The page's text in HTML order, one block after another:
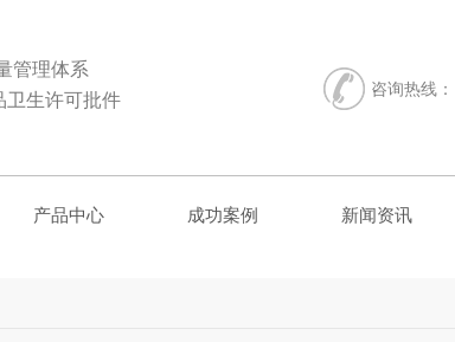
管理体系
卫生许可批件
咨询热线：
产品中心 成功案例 新闻资讯